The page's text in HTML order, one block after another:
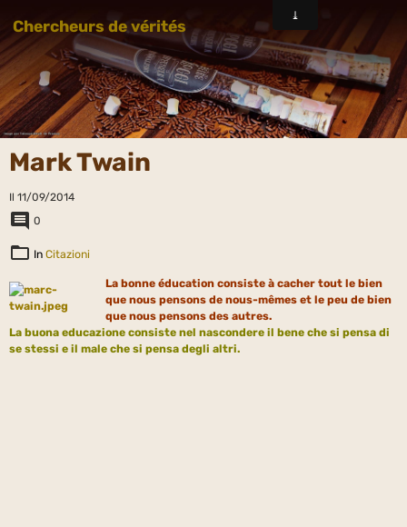
Chercheurs de vérités
Mark Twain
Il 11/09/2014
0
In Citazioni
La bonne éducation consiste à cacher tout le bien
que nous pensons de nous-mêmes et le peu de bien
que nous pensons des autres.
La buona educazione consiste nel nascondere il bene che si pensa di
se stessi e il male che si pensa degli altri.